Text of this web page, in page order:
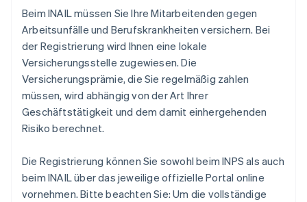
Beim INAIL müssen Sie Ihre Mitarbeitenden gegen
Arbeitsunfälle und Berufskrankheiten versichern. Bei
der Registrierung wird Ihnen eine lokale
Versicherungsstelle zugewiesen. Die
Versicherungsprämie, die Sie regelmäßig zahlen
müssen, wird abhängig von der Art Ihrer
Geschäftstätigkeit und dem damit einhergehenden
Risiko berechnet.
Die Registrierung können Sie sowohl beim INPS als auch
beim INAIL über das jeweilige offizielle Portal online
vornehmen. Bitte beachten Sie: Um die vollständige